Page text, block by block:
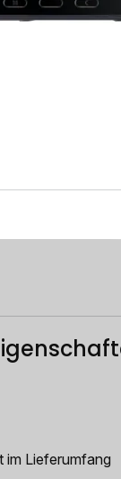
im Lieferumfang